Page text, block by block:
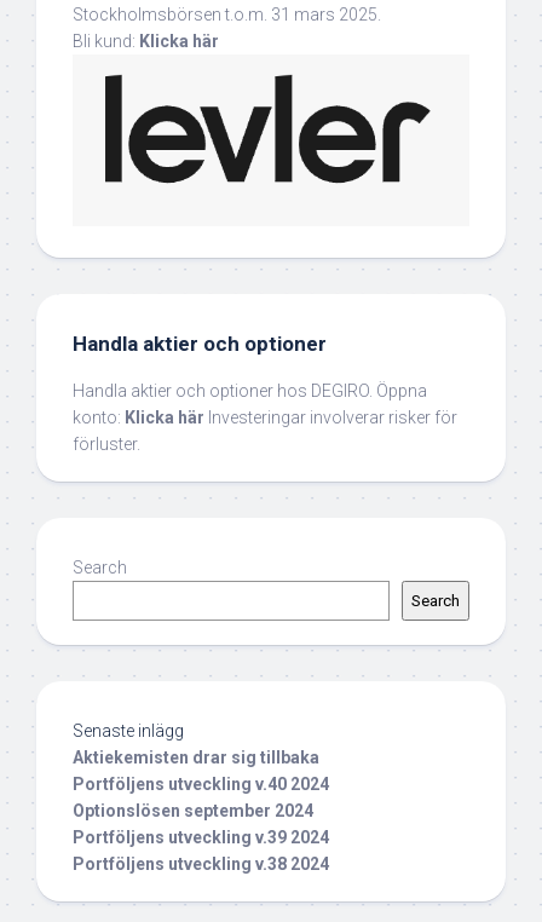
Stockholmsbörsen t.o.m. 31 mars 2025.
Bli kund: Klicka här
Handla aktier och optioner
Handla aktier och optioner hos DEGIRO. Öppna
konto: Klicka här Investeringar involverar risker för
förluster.
Search
Search
Senaste inlägg
Aktiekemisten drar sig tillbaka
Portföljens utveckling v.40 2024
Optionslösen september 2024
Portföljens utveckling v.39 2024
Portföljens utveckling v.38 2024